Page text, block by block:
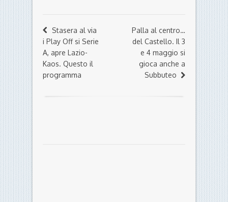
Stasera al via
i Play Off si Serie
A, apre Lazio-
Kaos. Questo il
programma
Palla al centro…
del Castello. Il 3
e 4 maggio si
gioca anche a
Subbuteo